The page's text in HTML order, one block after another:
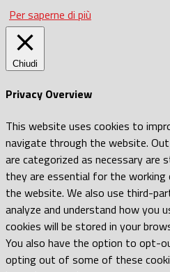
Per saperne di più
Chiudi
Privacy Overview
This website uses cookies to
navigate through the website.
are categorized as necessary are
they are essential for the
the website. We also use third-
analyze and understand how you
cookies will be stored in your
You also have the option to opt-
opting out of some of these